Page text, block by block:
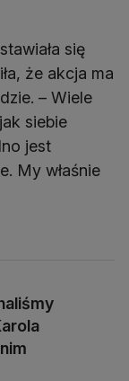
się
że akcja ma
– Wiele
siebie
jest
My właśnie